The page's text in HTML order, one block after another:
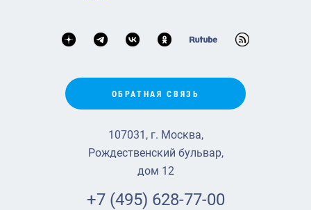
ОБРАТНАЯ СВЯЗЬ
107031, г. Москва,
Рождественский бульвар,
дом 12
+7 (495) 628-77-00